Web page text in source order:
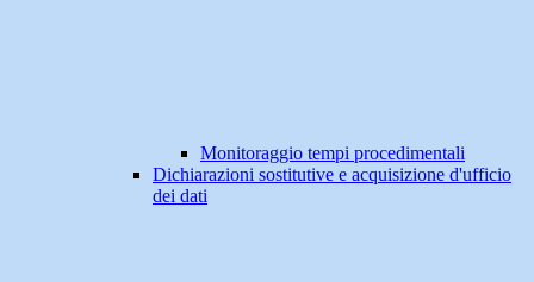
Monitoraggio tempi procedimentali
Dichiarazioni sostitutive e acquisizione d'ufficio
dei dati